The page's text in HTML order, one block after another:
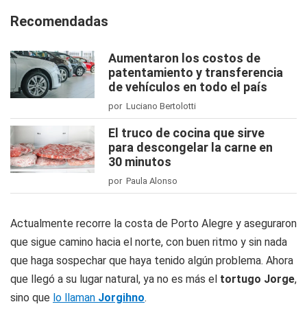
Recomendadas
Aumentaron los costos de
patentamiento y transferencia
de vehículos en todo el país
por Luciano Bertolotti
El truco de cocina que sirve
para descongelar la carne en
30 minutos
por Paula Alonso
Actualmente recorre la costa de Porto Alegre y aseguraron
que sigue camino hacia el norte, con buen ritmo y sin nada
que haga sospechar que haya tenido algún problema. Ahora
que llegó a su lugar natural, ya no es más el tortugo Jorge,
sino que lo llaman Jorgihno.